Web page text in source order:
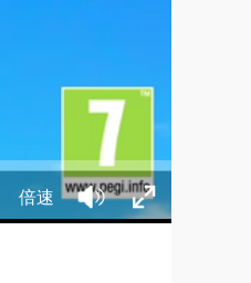
倍速